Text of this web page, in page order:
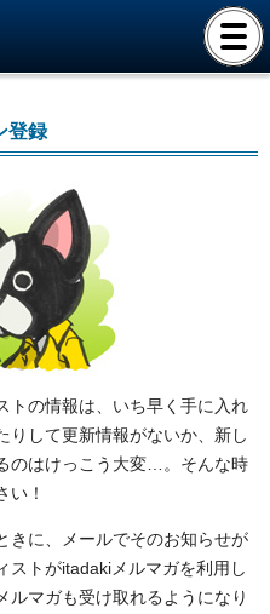
登録
トの情報は、いち早く手に入れ
りして更新情報がないか、新し
のはけっこう大変…。そんな時
い！
きに、メールでそのお知らせが
ストがitadakiメルマガを利用し
ルマガも受け取れるようになり